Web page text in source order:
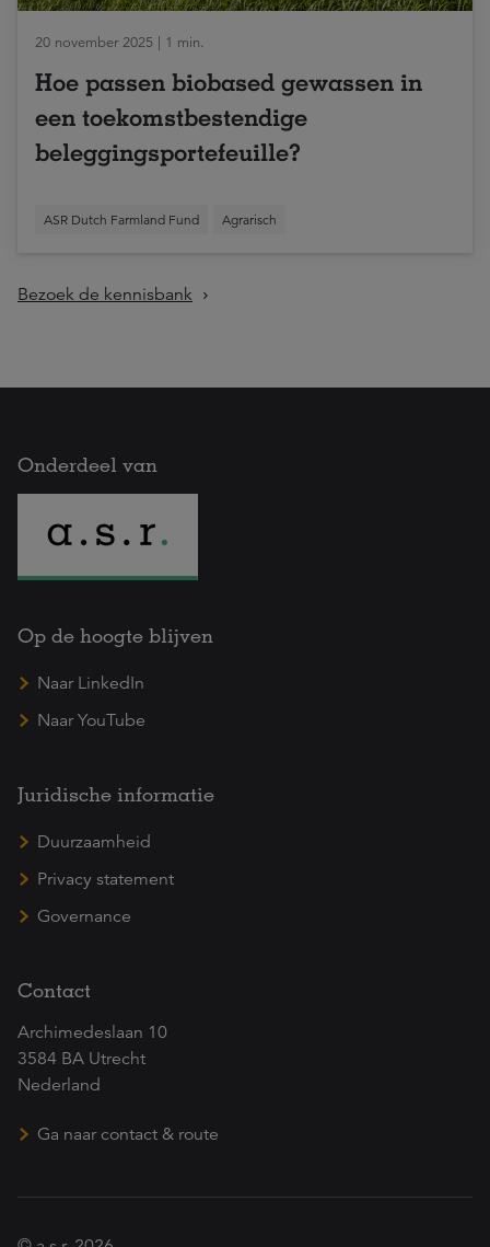
20 november 2025 | 1 min.
Hoe passen biobased gewassen in
een toekomstbestendige
beleggingsportefeuille?
ASR Dutch Farmland Fund Agrarisch
Bezoek de kennisbank
Onderdeel van
Op de hoogte blijven
Naar LinkedIn
Naar YouTube
Juridische informatie
Duurzaamheid
Privacy statement
Governance
Contact
Archimedeslaan 10
3584 BA Utrecht
Nederland
Ga naar contact & route